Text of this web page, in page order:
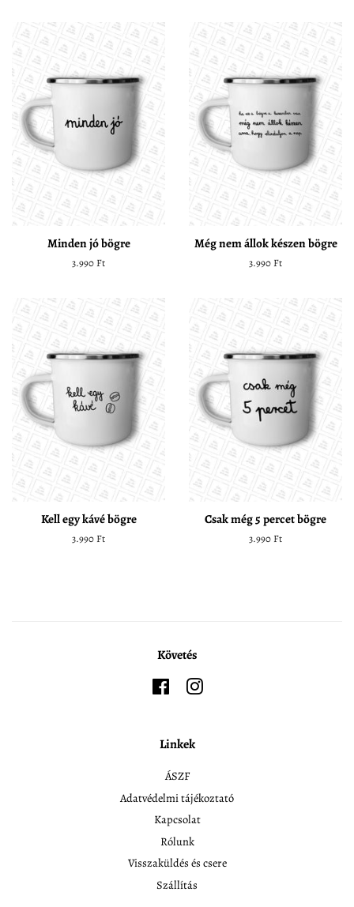
Minden jó bögre
Normál
3.990 Ft
Még nem állok készen bögre
Normál
3.990 Ft
Kell egy kávé bögre
Normál
3.990 Ft
Csak még 5 percet bögre
Normál
3.990 Ft
Követés
FacebookInstagram
Linkek
ÁSZF
Adatvédelmi tájékoztató
Kapcsolat
Rólunk
Visszaküldés és csere
Szállítás